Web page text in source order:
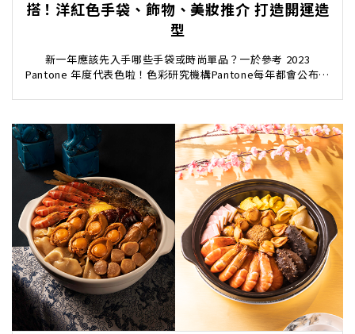
搭！洋紅色手袋、飾物、美妝推介 打造開運造
型
新一年應該先入手哪些手袋或時尚單品？一於參考 2023
Pantone 年度代表色啦！色彩研究機構Pantone每年都會公布年